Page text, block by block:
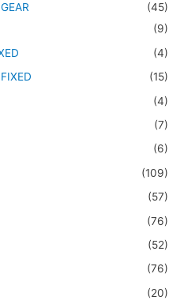
(45)
(9)
(4)
(15)
(4)
(7)
(6)
(109)
(57)
(76)
(52)
(76)
(20)